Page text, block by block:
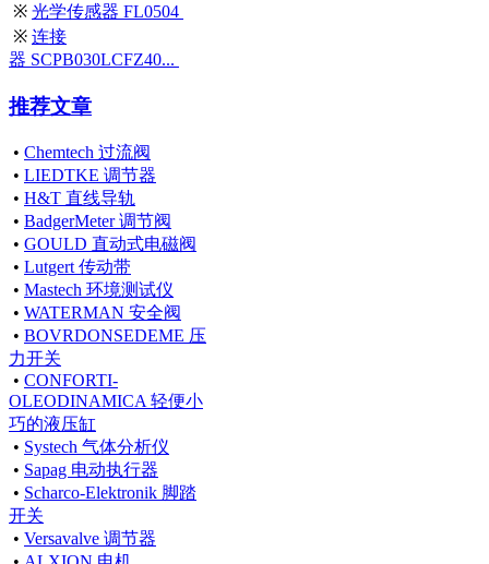
※ 光学传感器 FL0504
※ 连接
器 SCPB030LCFZ40...
推荐文章
• Chemtech 过流阀
• LIEDTKE 调节器
• H&T 直线导轨
• BadgerMeter 调节阀
• GOULD 直动式电磁阀
• Lutgert 传动带
• Mastech 环境测试仪
• WATERMAN 安全阀
• BOVRDONSEDEME 压
力开关
• CONFORTI-
OLEODINAMICA 轻便小
巧的液压缸
• Systech 气体分析仪
• Sapag 电动执行器
• Scharco-Elektronik 脚踏
开关
• Versavalve 调节器